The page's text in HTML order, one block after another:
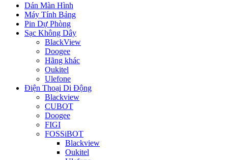
Dán Màn Hình
Máy Tính Bảng
Pin Dự Phòng
Sạc Không Dây
BlackView
Doogee
Hãng khác
Oukitel
Ulefone
Điện Thoại Di Động
Blackview
CUBOT
Doogee
FIGI
FOSSiBOT
Blackview
Oukitel